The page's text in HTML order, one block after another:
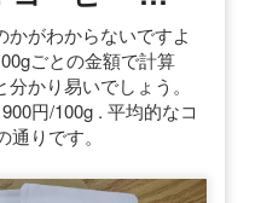
がわからないですよ
ごとの金額で計算
かり易いでしょう。
円/100g . 平均的なコ
りです。